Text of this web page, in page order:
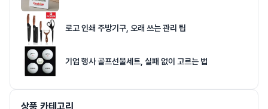
로고 인쇄 주방기구, 오래 쓰는 관리 팁
기업 행사 골프선물세트, 실패 없이 고르는 법
상품 카테고리